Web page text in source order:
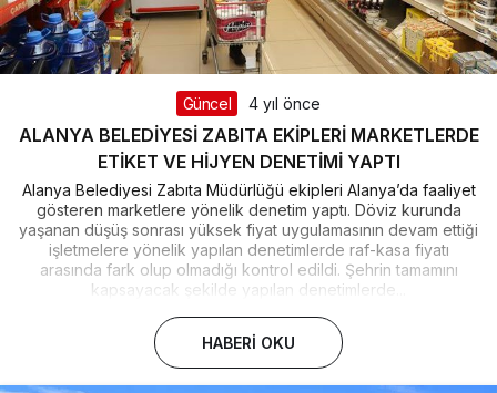
Güncel 4 yıl önce
ALANYA BELEDİYESİ ZABITA EKİPLERİ MARKETLERDE
ETİKET VE HİJYEN DENETİMİ YAPTI
Alanya Belediyesi Zabıta Müdürlüğü ekipleri Alanya’da faaliyet
gösteren marketlere yönelik denetim yaptı. Döviz kurunda
yaşanan düşüş sonrası yüksek fiyat uygulamasının devam ettiği
işletmelere yönelik yapılan denetimlerde raf-kasa fiyatı
arasında fark olup olmadığı kontrol edildi. Şehrin tamamını
kapsayacak şekilde yapılan denetimlerde...
HABERI OKU